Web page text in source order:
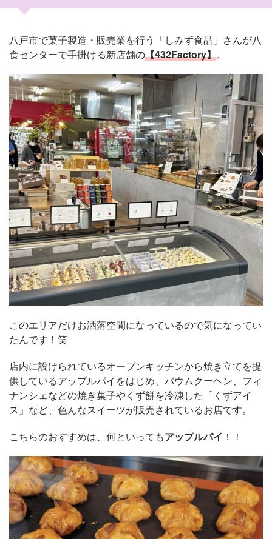
八戸市で菓子製造・販売業を行う「しみず食品」さんが八
食センターで手掛ける新店舗の【432Factory】。
このエリアだけお洒落空間になっているので気になってい
たんです！笑
店内に設けられているオープンキッチンから焼き立てを提
供しているアップルパイをはじめ、バウムクーヘン、フィ
ナンシェなどの焼き菓子やくず餅を冷凍した「くずアイ
ス」など、色んなスイーツが販売されているお店です。
こちらのおすすめは、何といってもアップルパイ ！！